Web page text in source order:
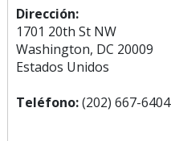
Dirección:
1701 20th St NW
Washington, DC 20009
Estados Unidos
Teléfono:(202) 667-6404